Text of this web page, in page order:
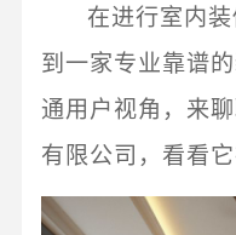
在进行室内
到一家专业靠谱
通用户视角，来
有限公司，看看